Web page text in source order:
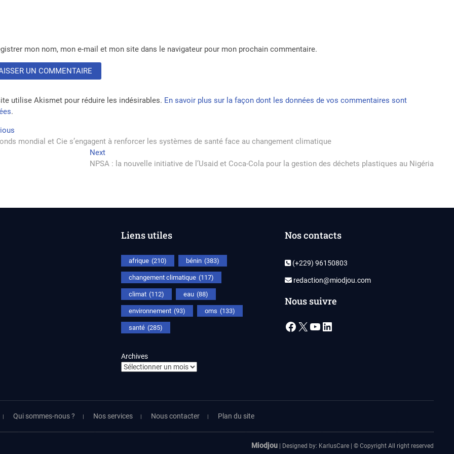
mon nom, mon e-mail et mon site dans le navigateur pour mon prochain commentaire.
utilise Akismet pour réduire les indésirables. En savoir plus sur la façon dont les données de vos commentaires sont
.
post:
mondial et Cie s’engagent à renforcer les systèmes de santé face au changement climatique
NextNext
post:
NPSA : la nouvelle initiative de l’Usaid et Coca-Cola pour la gestion des déchets plastiques au Nigéria
Liens utiles
afrique (210) bénin (383)
changement climatique (117)
climat (112) eau (88)
environnement (93) oms (133)
santé (285)
Archives
Nos contacts
(+229) 96150803
redaction@miodjou.com
Nous suivre
Facebook
X YouTube
LinkedIn
Qui sommes-nous ? Nos services Nous contacter Plan du site
Miodjou| Designed by: KarlusCare| © Copyright All right reserved